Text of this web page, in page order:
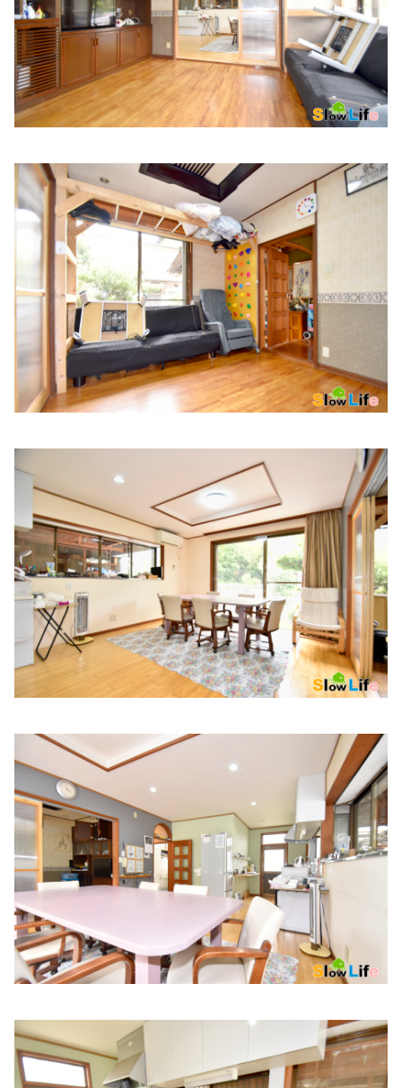
住所: 兵庫県姫路市東今宿３丁目６−３９ マップで見る
網干駅前味木クリニック
住所: 兵庫県姫路市網干区和久４６２−５ マップで見る
泉内科医院
住所: 兵庫県姫路市飾磨区妻鹿９２０ 泉内科 マップで見る
住所:
兵庫県姫路市飾磨区構４丁目１２３１−２７ 金澤医院
マップで見る
白井医院
住所:兵庫県姫路市東雲町２丁目２−１ 白井医院 マップで見
る
清水医院
兵庫県姫路市飾磨区天神９−９ 清水医院 マップで見る
小見山医院
住所:兵庫県姫路市若菜町２丁目１８−２ 小宮山医院
で見る
河野医院
住所:
兵庫県姫路市古二階町１３５ 石川医院 マップで見る
ナカムラ医院
住所:兵庫県姫路市下寺町１１１ 優雅 III マップで見る
相仁
兵庫県姫路市東雲町３丁目１３ マップで見る
野里ファミリークリニック
住所:兵庫県姫路市野里１７６−６ マップで見る
兵庫県姫路市飾磨区恵美酒２１３−７ マップで見る
住所:兵庫県姫路市余部区上余部７５８−１ マップで見る
きむら内科クリニック
住所:兵庫県姫路市飾磨区上野田６丁目３−１ マップで見る
三和内科医院
住所:兵庫県姫路市東延末５丁目８６ マップで見る
なかむら内科クリニック
兵庫県姫路市南今宿３−１ マップで見る
姫路市の内科 もりたファミリークリニック
住所:兵庫県姫路市北条宮の町２２１ マップで見る
にしあんクリニック内科外科
井上内科医院
住所:兵庫県姫路市博労町７７ マップで見る